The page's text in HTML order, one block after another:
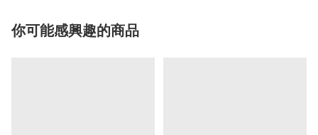
你可能感興趣的商品